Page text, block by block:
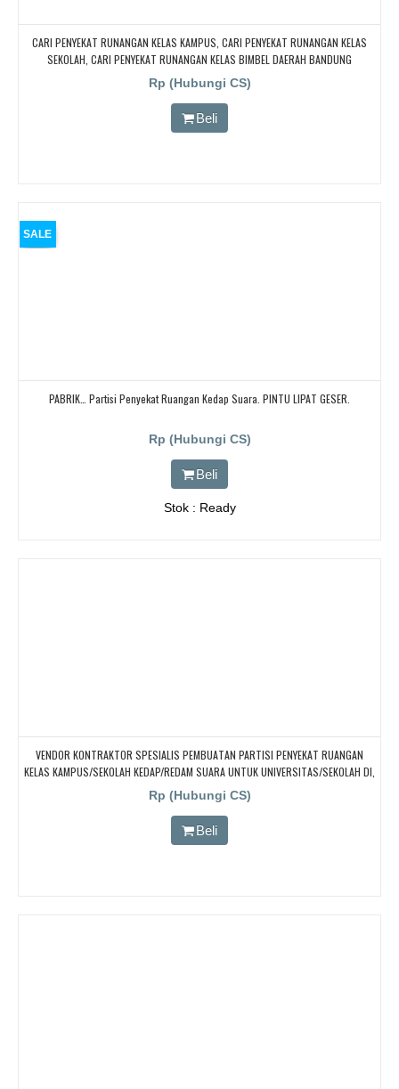
CARI PENYEKAT RUNANGAN KELAS KAMPUS, CARI PENYEKAT RUNANGAN KELAS
SEKOLAH, CARI PENYEKAT RUNANGAN KELAS BIMBEL DAERAH BANDUNG
Rp (Hubungi CS)
Beli
SALE
PABRIK… Partisi Penyekat Ruangan Kedap Suara. PINTU LIPAT GESER.
Rp (Hubungi CS)
Beli
Stok : Ready
VENDOR KONTRAKTOR SPESIALIS PEMBUATAN PARTISI PENYEKAT RUANGAN
KELAS KAMPUS/SEKOLAH KEDAP/REDAM SUARA UNTUK UNIVERSITAS/SEKOLAH DI,
Garut, Sumedang, Kuningan, CIanjur, Sukabumi,
Rp (Hubungi CS)
Beli